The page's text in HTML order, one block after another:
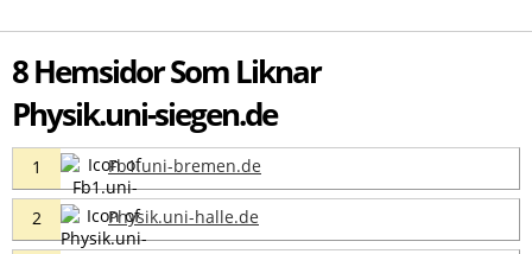
8 Hemsidor Som Liknar
Physik.uni-siegen.de
1 Fb1.uni-bremen.de
2 Physik.uni-halle.de